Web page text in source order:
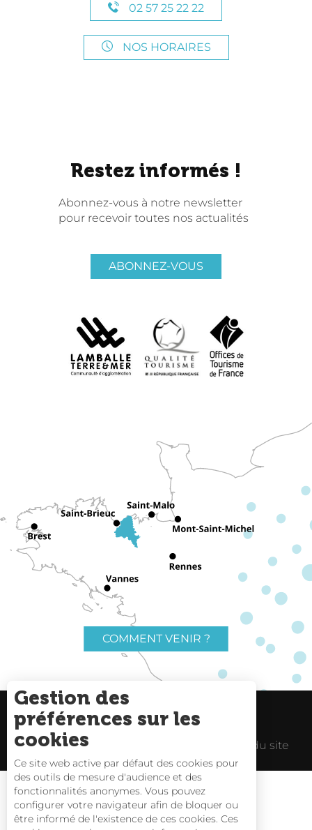
02 57 25 22 22
NOS HORAIRES
Restez informés !
Abonnez-vous à notre newsletter
pour recevoir toutes nos actualités
ABONNEZ-VOUS
COMMENT VENIR ?
Charte du voyageur Liens utiles
Espace Pro Plan du site
Gestion des
préférences sur les
cookies
Ce site web active par défaut des cookies pour
des outils de mesure d'audience et des
fonctionnalités anonymes. Vous pouvez
configurer votre navigateur afin de bloquer ou
être informé de l'existence de ces cookies. Ces